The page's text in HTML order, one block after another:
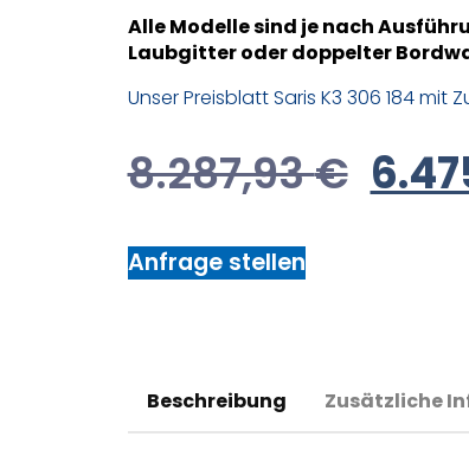
Alle Modelle sind je nach
Laubgitter oder doppelter
Unser Preisblatt Saris K3 306 184 mit
8.287,93€
Anfrage stellen
Beschreibung Zusätzliche